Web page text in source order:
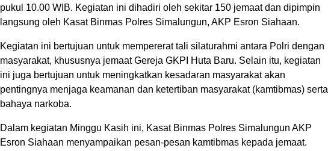
pukul 10.00 WIB. Kegiatan ini dihadiri oleh sekitar 150 jemaat dan dipimpin
langsung oleh Kasat Binmas Polres Simalungun, AKP Esron Siahaan.
Kegiatan ini bertujuan untuk mempererat tali silaturahmi antara Polri dengan
masyarakat, khususnya jemaat Gereja GKPI Huta Baru. Selain itu, kegiatan
ini juga bertujuan untuk meningkatkan kesadaran masyarakat akan
pentingnya menjaga keamanan dan ketertiban masyarakat (kamtibmas) serta
bahaya narkoba.
Dalam kegiatan Minggu Kasih ini, Kasat Binmas Polres Simalungun AKP
Esron Siahaan menyampaikan pesan-pesan kamtibmas kepada jemaat.